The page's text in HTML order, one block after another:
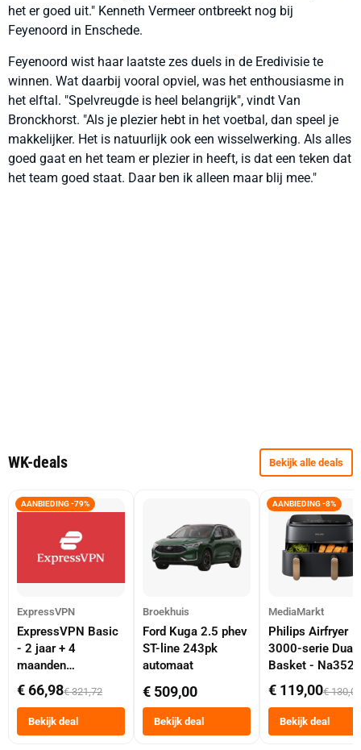
het er goed uit." Kenneth Vermeer ontbreekt nog bij
Feyenoord in Enschede.
Feyenoord wist haar laatste zes duels in de Eredivisie te
winnen. Wat daarbij vooral opviel, was het enthousiasme in
het elftal. "Spelvreugde is heel belangrijk", vindt Van
Bronckhorst. "Als je plezier hebt in het voetbal, dan speel je
makkelijker. Het is natuurlijk ook een wisselwerking. Als alles
goed gaat en het team er plezier in heeft, is dat een teken dat
het team goed staat. Daar ben ik alleen maar blij mee."
WK-deals Bekijk alle deals
AANBIEDING -79%
ExpressVPN
ExpressVPN Basic
- 2 jaar + 4
maanden
abonnement
€ 66,98€ 321,72
Bekijk deal
Broekhuis
Ford Kuga 2.5 phev
ST-line 243pk
automaat
€ 509,00
Bekijk deal
AANBIEDING -8%
MediaMarkt
Philips Airfryer
3000-serie Dual
Basket -
Dubbele Mand 9
Tot 6 Personen
Heteluchtfriteuse
Zwart
€ 119,00€ 130,00
Bekijk deal